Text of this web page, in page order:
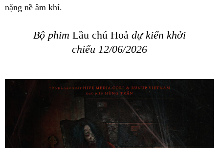
nặng nề âm khí.
Bộ phim Lầu chú Hoả dự kiến khởi
chiếu 12/06/2026